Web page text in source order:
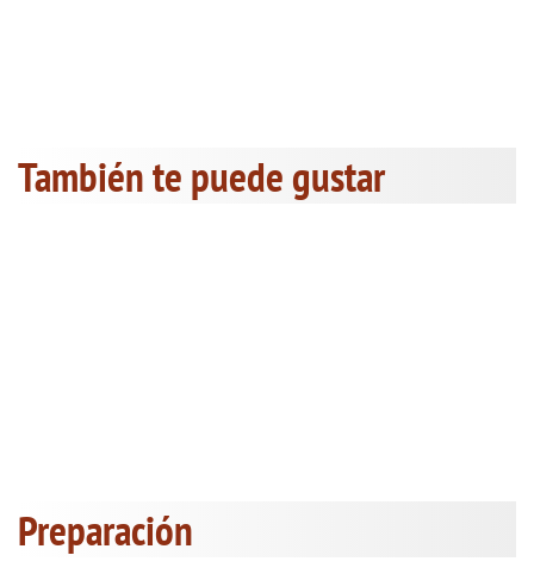
También te puede gustar
Preparación